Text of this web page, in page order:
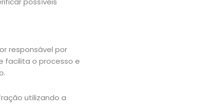
responsável por
facilita o processo e
utilizando a